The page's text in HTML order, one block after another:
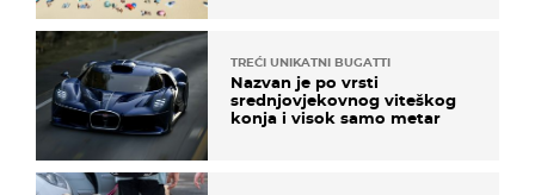
TREĆI UNIKATNI BUGATTI
Nazvan je po vrsti
srednjovjekovnog viteškog
konja i visok samo metar